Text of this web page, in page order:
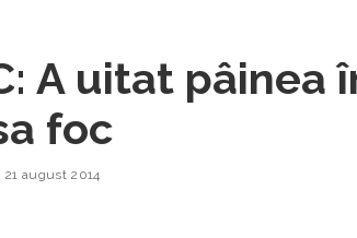
A uitat pâinea
foc
21 august 2014